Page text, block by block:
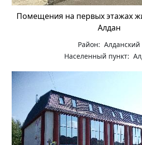
Помещения на первых этажах
Алдан
Район: Алданский
Населенный пункт: